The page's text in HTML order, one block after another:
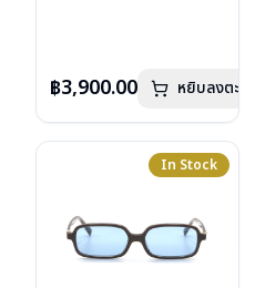
การรับประกัน : 1 ปี
฿3,900.00 หยิบลงตะกร้า
In Stock